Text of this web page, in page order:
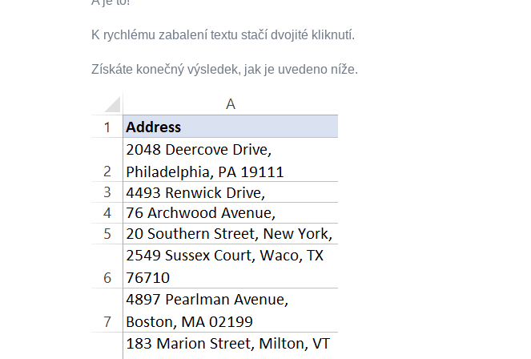
K rychlému zabalení textu stačí dvojité kliknutí.
Získáte konečný výsledek, jak je uvedeno níže.